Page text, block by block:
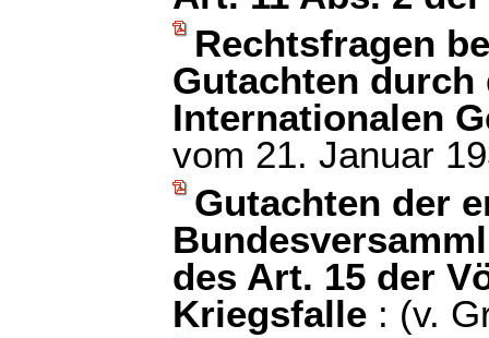
Rechtsfragen
Gutachten durch
Internationalen
vom 21. Januar
Gutachten der
des Art. 15 der
Kriegsfalle : (v.